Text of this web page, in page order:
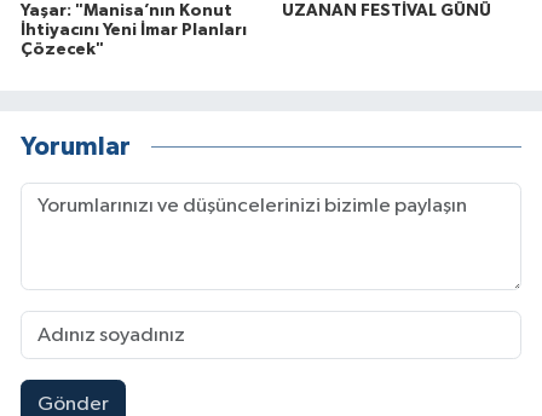
Yaşar: "Manisa’nın Konut
İhtiyacını Yeni İmar Planları
Çözecek"
UZANAN FESTİVAL GÜNÜ
Yorumlar
Gönder